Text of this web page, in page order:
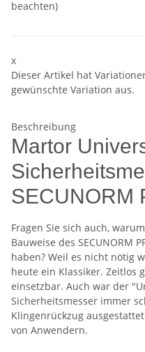
beachten)
x
Dieser Artikel hat
gewünschte Variation aus.
Beschreibung
Martor
SECUNORM
Fragen Sie sich auch,
Bauweise des SECUNORM
haben? Weil es nicht nötig
heute ein Klassiker. Zeitlos
einsetzbar. Auch war der
Sicherheitsmesser immer
Klingenrückzug
von Anwendern.